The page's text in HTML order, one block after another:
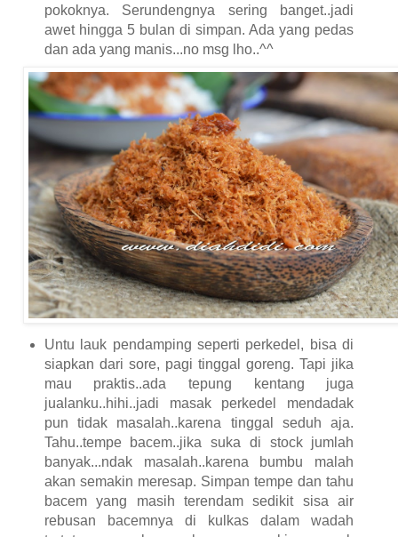
pokoknya. Serundengnya sering banget..jadi
awet hingga 5 bulan di simpan. Ada yang pedas
dan ada yang manis...no msg lho..^^
Untu lauk pendamping seperti perkedel, bisa di
siapkan dari sore, pagi tinggal goreng. Tapi jika
mau praktis..ada tepung kentang juga
jualanku..hihi..jadi masak perkedel mendadak
pun tidak masalah..karena tinggal seduh aja.
Tahu..tempe bacem..jika suka di stock jumlah
banyak...ndak masalah..karena bumbu malah
akan semakin meresap. Simpan tempe dan tahu
bacem yang masih terendam sedikit sisa air
rebusan bacemnya di kulkas dalam wadah